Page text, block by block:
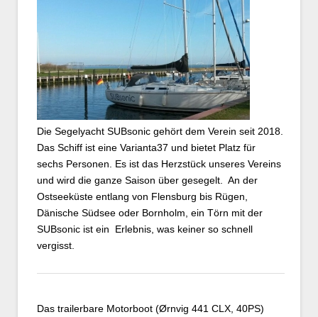
Die Segelyacht SUBsonic gehört dem Verein seit 2018.
Das Schiff ist eine Varianta37 und bietet Platz für
sechs Personen. Es ist das Herzstück unseres Vereins
und wird die ganze Saison über gesegelt. An der
Ostseeküste entlang von Flensburg bis Rügen,
Dänische Südsee oder Bornholm, ein Törn mit der
SUBsonic ist ein Erlebnis, was keiner so schnell
vergisst.
Das trailerbare Motorboot (Ørnvig 441 CLX, 40PS)